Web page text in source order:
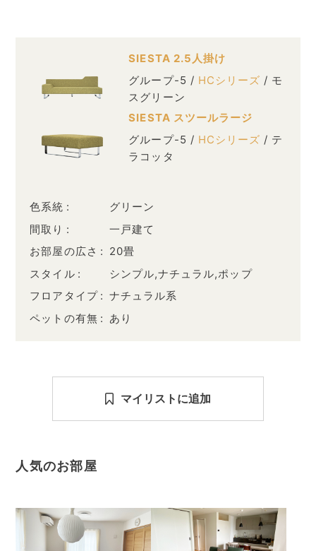
SIESTA 2.5人掛け
グループ-5 / HCシリーズ / モ
スグリーン
SIESTA スツールラージ
グループ-5 / HCシリーズ / テ
ラコッタ
色系統
グリーン
間取り
一戸建て
お部屋の広さ
20畳
スタイル
シンプル,ナチュラル,ポップ
フロアタイプ
ナチュラル系
ペットの有無
あり
マイリストに追加
人気のお部屋